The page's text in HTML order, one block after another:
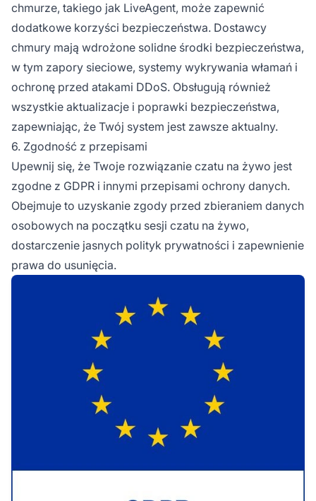
chmurze, takiego jak LiveAgent, może zapewnić
dodatkowe korzyści bezpieczeństwa. Dostawcy
chmury mają wdrożone solidne środki bezpieczeństwa,
w tym zapory sieciowe, systemy wykrywania włamań i
ochronę przed atakami DDoS. Obsługują również
wszystkie aktualizacje i poprawki bezpieczeństwa,
zapewniając, że Twój system jest zawsze aktualny.
6. Zgodność z przepisami
Upewnij się, że Twoje rozwiązanie czatu na żywo jest
zgodne z GDPR i innymi przepisami ochrony danych.
Obejmuje to uzyskanie zgody przed zbieraniem danych
osobowych na początku sesji czatu na żywo,
dostarczenie jasnych polityk prywatności i zapewnienie
prawa do usunięcia.